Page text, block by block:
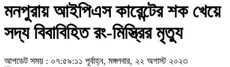
মনপুরায় আইপিএস কারেন্টের শক খেয়ে
সদ্য বিবাবিহিত রং-মিস্ত্রির মৃত্যু
আপডেট সময় : ০৭:৫৯:১১ পূর্বাহ্ন, মঙ্গলবার, ২২ অগাস্ট ২০২৩